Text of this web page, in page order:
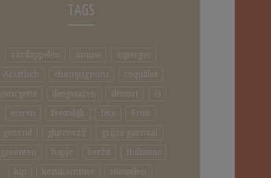
TAGS
aardappelen amuse
asperges
Aziatisch
champignons
coquilles
courgette
deegwaren dessert
ei
eieren
feestelijk feta
Fruit
gezond
glutenvrij
grijze garnaal
groenten
hapje herfst
Italiaans
kip
komkommer
mosselen